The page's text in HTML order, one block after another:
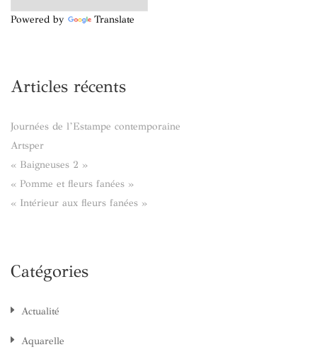
Powered by Translate
Articles récents
Journées de l’Estampe contemporaine
Artsper
« Baigneuses 2 »
« Pomme et fleurs fanées »
« Intérieur aux fleurs fanées »
Catégories
Actualité
Aquarelle